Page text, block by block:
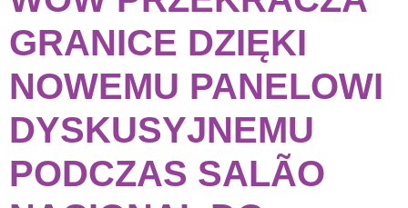
GRANICE DZIĘKI
NOWEMU PANELOWI
DYSKUSYJNEMU
PODCZAS SALÃO